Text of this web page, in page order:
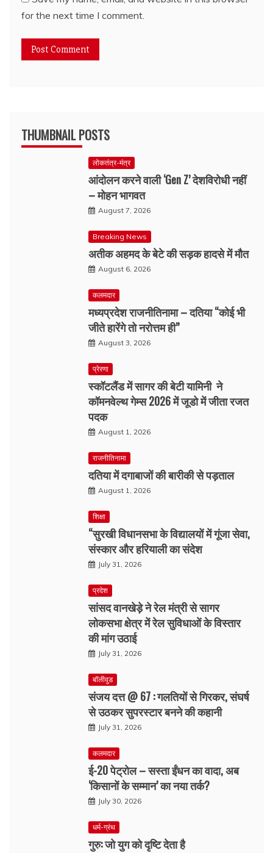
for the next time I comment.
THUMBNAIL POSTS
लोकतंत्र-मंत्र
आंदोलन करने वाली ‘Gen Z’ देशविरोधी नहीं
– मोहन भागवत
August 7, 2026
Breaking News
अतीक अहमद के बेटे की सड़क हादसे में मौत
August 6, 2026
कलमदार
मध्यप्रदेश राजनीतिनामा – दतिया “कोई भी
जीते हारेंगे तो नरोत्तम ही”
August 3, 2026
प्रेरणा
स्कॉटलैंड में सागर की बेटी यामिनी ने
कॉमनवेल्थ गेम्स 2026 में जूडो में जीता रजत
पदक
August 1, 2026
राजनीतिनामा
दतिया में दगाबाजों की बारीकी से पड़ताल
August 1, 2026
शिक्षा
“सुरखी विधानसभा के विद्यालयों में गूंजा सेवा,
संस्कार और हरियाली का संदेश
July 31, 2026
प्रदेश
सांसद वानखेड़े ने रेल मंत्री से सागर
लोकसभा क्षेत्र में रेल सुविधाओं के विस्तार
की मांग उठाई
July 31, 2026
बॉलीवुड
संजय दत्त @ 67 : गलतियों से गिरकर, संघर्ष
से उठकर सुपरस्टार बनने की कहानी
July 31, 2026
कलमदार
ई-20 पेट्रोल – सस्ता ईंधन का वादा, अब
‘किसानों के सम्मान’ का नया तर्क?
July 30, 2026
धर्म-ग्रंथ
गुरु: जो युग को दृष्टि देता है